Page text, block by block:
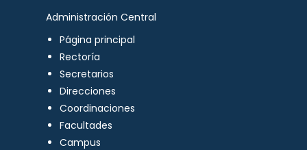
Administración Central
Página principal
Rectoría
Secretarios
Direcciones
Coordinaciones
Facultades
Campus